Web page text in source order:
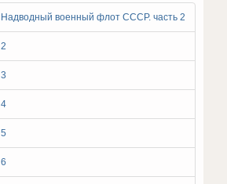
Надводный военный флот СССР. часть 2
2
3
4
5
6